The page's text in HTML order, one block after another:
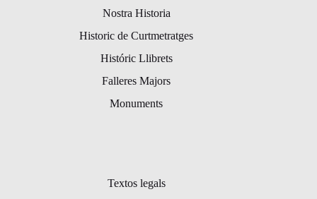
Nostra Historia
Historic de Curtmetratges
Históric Llibrets
Falleres Majors
Monuments
Textos legals